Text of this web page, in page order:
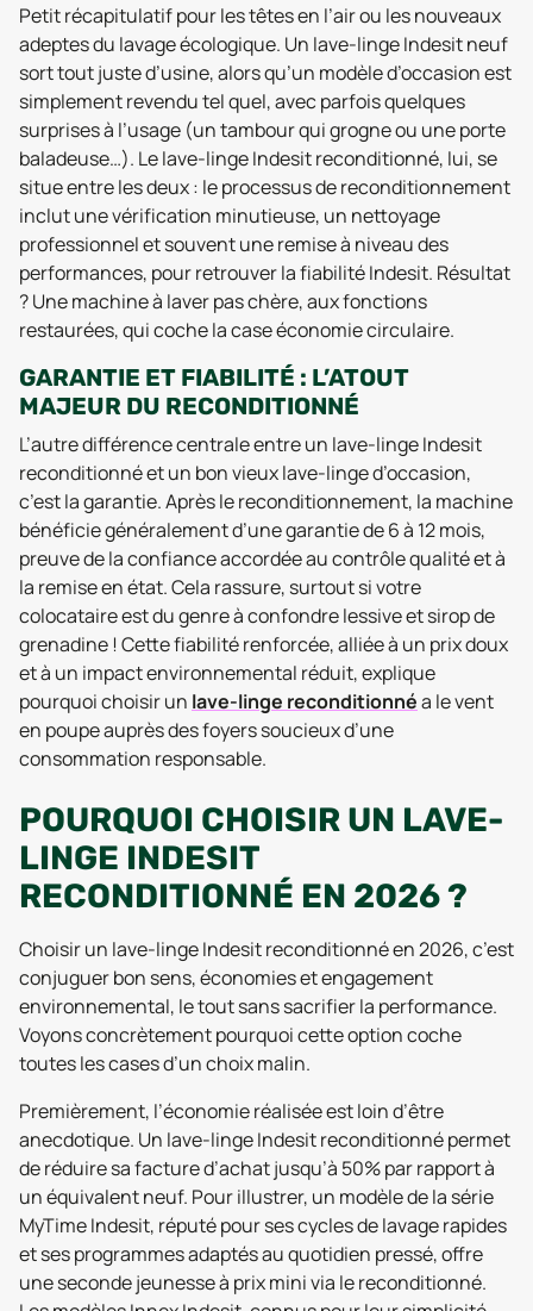
Petit récapitulatif pour les têtes en l’air ou les nouveaux
adeptes du lavage écologique. Un lave-linge Indesit neuf
sort tout juste d’usine, alors qu’un modèle d’occasion est
simplement revendu tel quel, avec parfois quelques
surprises à l’usage (un tambour qui grogne ou une porte
baladeuse…). Le lave-linge Indesit reconditionné, lui, se
situe entre les deux : le processus de reconditionnement
inclut une vérification minutieuse, un nettoyage
professionnel et souvent une remise à niveau des
performances, pour retrouver la fiabilité Indesit. Résultat
? Une machine à laver pas chère, aux fonctions
restaurées, qui coche la case économie circulaire.
GARANTIE ET FIABILITÉ : L’ATOUT
MAJEUR DU RECONDITIONNÉ
L’autre différence centrale entre un lave-linge Indesit
reconditionné et un bon vieux lave-linge d’occasion,
c’est la garantie. Après le reconditionnement, la machine
bénéficie généralement d’une garantie de 6 à 12 mois,
preuve de la confiance accordée au contrôle qualité et à
la remise en état. Cela rassure, surtout si votre
colocataire est du genre à confondre lessive et sirop de
grenadine ! Cette fiabilité renforcée, alliée à un prix doux
et à un impact environnemental réduit, explique
pourquoi choisir un lave-linge reconditionnéa le vent
en poupe auprès des foyers soucieux d’une
consommation responsable.
POURQUOI CHOISIR UN LAVE-
LINGE INDESIT
RECONDITIONNÉ EN 2026 ?
Choisir un lave-linge Indesit reconditionné en 2026, c’est
conjuguer bon sens, économies et engagement
environnemental, le tout sans sacrifier la performance.
Voyons concrètement pourquoi cette option coche
toutes les cases d’un choix malin.
Premièrement, l’économie réalisée est loin d’être
anecdotique. Un lave-linge Indesit reconditionné permet
de réduire sa facture d’achat jusqu’à 50% par rapport à
un équivalent neuf. Pour illustrer, un modèle de la série
MyTime Indesit, réputé pour ses cycles de lavage rapides
et ses programmes adaptés au quotidien pressé, offre
une seconde jeunesse à prix mini via le reconditionné.